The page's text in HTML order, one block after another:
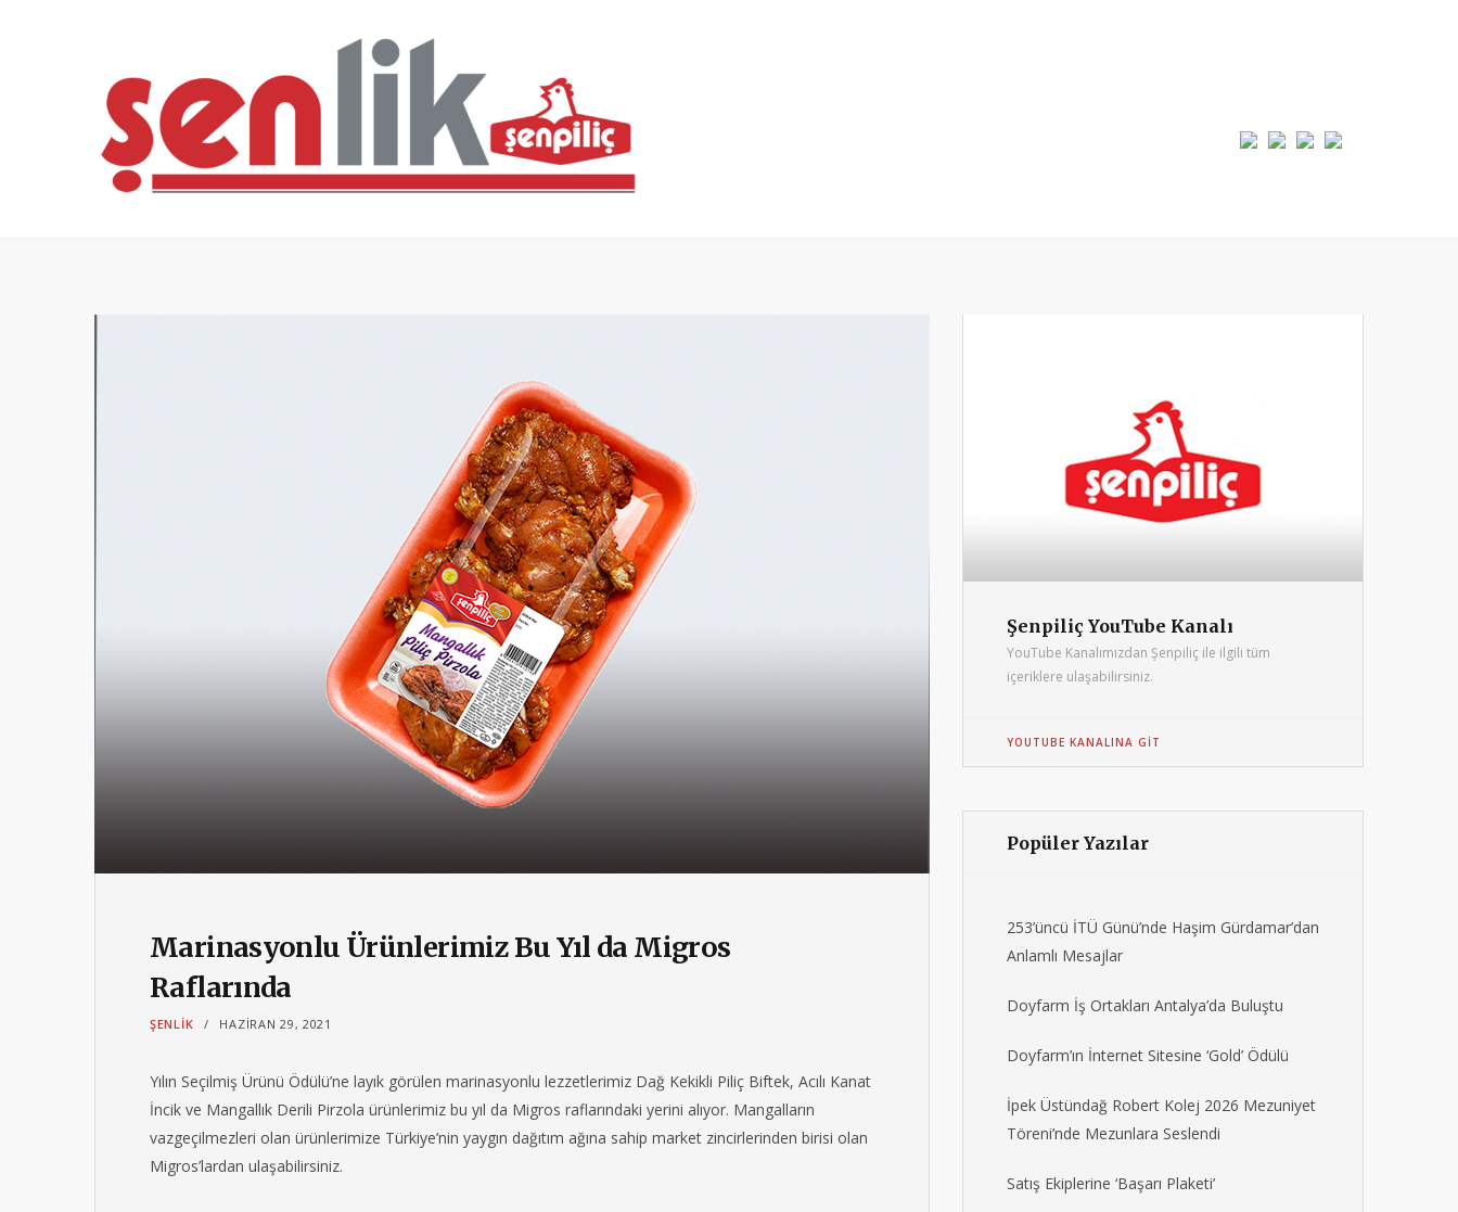
Marinasyonlu Ürünlerimiz Bu Yıl da Migros
Raflarında
ŞENLIK HAZIRAN 29, 2021
Yılın Seçilmiş Ürünü Ödülü’ne layık görülen marinasyonlu lezzetlerimiz Dağ Kekikli Piliç Biftek, Acılı Kanat
İncik ve Mangallık Derili Pirzola ürünlerimiz bu yıl da Migros raflarındaki yerini alıyor. Mangalların
vazgeçilmezleri olan ürünlerimize Türkiye’nin yaygın dağıtım ağına sahip market zincirlerinden birisi olan
Migros’lardan ulaşabilirsiniz.
Şenpiliç YouTube Kanalı
YouTube Kanalımızdan Şenpiliç ile ilgili tüm
içeriklere ulaşabilirsiniz.
YOUTUBE KANALINA GIT
Popüler Yazılar
253’üncü İTÜ Günü’nde Haşim Gürdamar’dan
Anlamlı Mesajlar
Doyfarm İş Ortakları Antalya’da Buluştu
Doyfarm’ın İnternet Sitesine ‘Gold’ Ödülü
İpek Üstündağ Robert Kolej 2026 Mezuniyet
Töreni’nde Mezunlara Seslendi
Satış Ekiplerine ‘Başarı Plaketi’